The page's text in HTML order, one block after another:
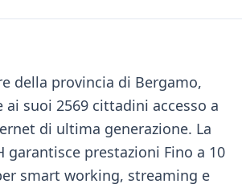
della provincia di Bergamo,
ai suoi 2569 cittadini accesso a
di ultima generazione. La
garantisce prestazioni Fino a 10
smart working, streaming e